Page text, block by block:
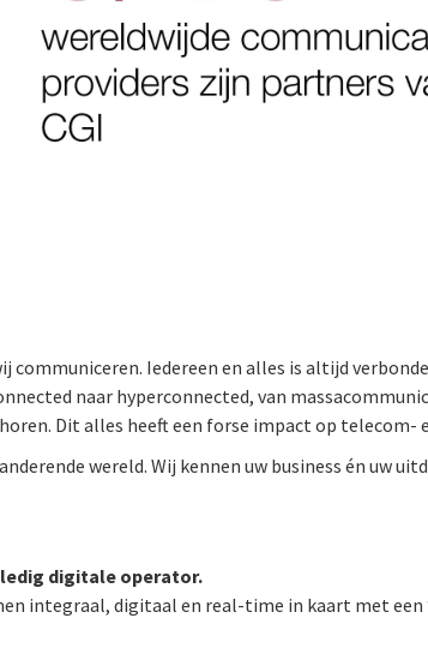
communiceren. Iedereen en alles is altijd
naar hyperconnected, van
Dit alles heeft een forse impact op telecom-
wereld. Wij kennen uw business én uw
digitale operator.
integraal, digitaal en real-time in kaart met een